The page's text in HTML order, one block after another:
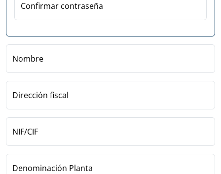
Confirmar contraseña
Nombre
Dirección fiscal
NIF/CIF
Denominación Planta